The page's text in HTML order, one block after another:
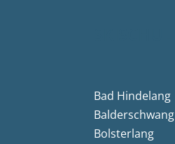
Bad Hindelang
Balderschwang
Bolsterlang